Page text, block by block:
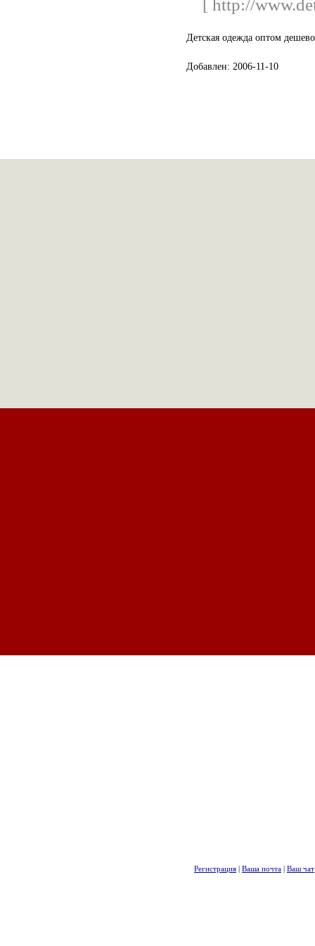
[ http://
Детская одежда оптом дешево
Добавлен: 2006-11-10
Регистрация | Ваша почта | Ваш чат